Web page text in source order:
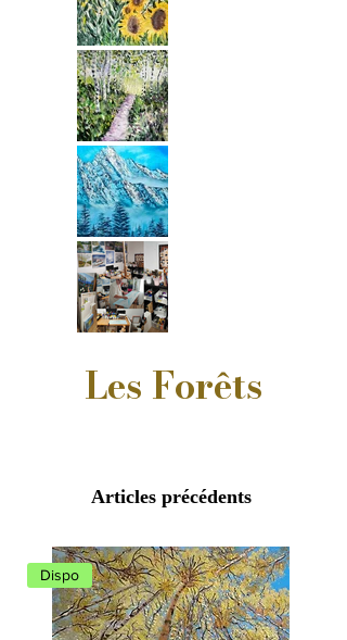
Les Forêts
Articles précédents
Dispo